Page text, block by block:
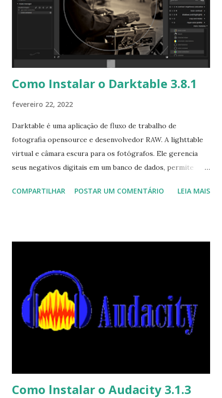
os projetos se beneficiem de servir mais usuários em mais
nichos." Para ler a nota de lançamento clique aqui . Para
baixar clique no link: AV_Linux_MX-21_Edition-21_ahs_x...
Como Instalar o Darktable 3.8.1
fevereiro 22, 2022
Darktable é uma aplicação de fluxo de trabalho de
fotografia opensource e desenvolvedor RAW. A lighttable
virtual e câmara escura para os fotógrafos. Ele gerencia
seus negativos digitais em um banco de dados, permite
que você desenvolva imagens cruas e melhorá-los. A última
darktable Para remover, execute: $ sudo apt-get remove
darktable
COMPARTILHAR POSTAR UM COMENTÁRIO LEIA MAIS
Como lnstalar o Audacity 3.1.3